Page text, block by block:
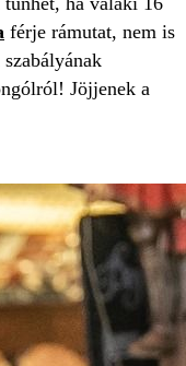
férje rámutat, nem is
Jöjjenek a